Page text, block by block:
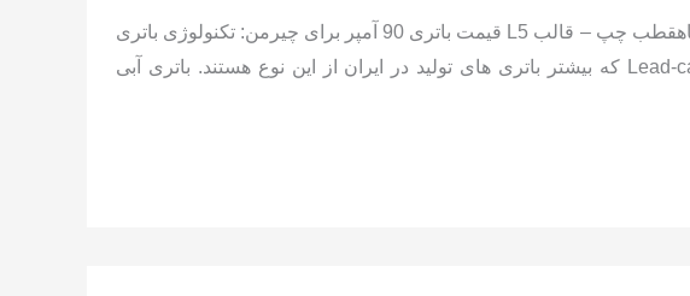
مشخصات باتری فابریک چیرمن: 100 آمپر 12 ولت پایه کوتاهقطب چپ – قالب L5 قیمت باتری 90 آمپر برای چیرمن: تکنولوژی باتری
قابل نصب روی این خودرو: باتری سربی کلسیمی Lead-calcium که بیشتر باتری های تولید در ایران از این نوع هستند. باتری آبی